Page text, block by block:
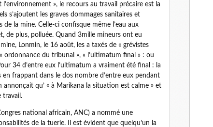
», le recours au travail précaire est la
s’ajoutent les graves dommages sanitaires et
la mine. Celle-ci confisque même l’eau aux
de plus, polluée. Quand 3mille mineurs ont eu
Lonmin, le 16 août, les a taxés de « grévistes
ordonnance du tribunal », « l’ultimatum final » : ou
34 d’entre eux l’ultimatum a vraiment été final : la
frappant dans le dos nombre d’entre eux pendant
qu’ « à Marikana la situation est calme » et
travail.
national africain, ANC) a nommé une
de la tuerie. Il est évident que quelqu’un la